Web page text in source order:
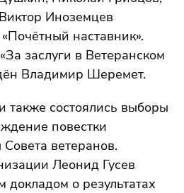
Иноземцев
наставник».
заслуги в Ветеранском
Владимир Шеремет.
также состоялись выборы
повестки
ветеранов.
Леонид Гусев
докладом о результатах